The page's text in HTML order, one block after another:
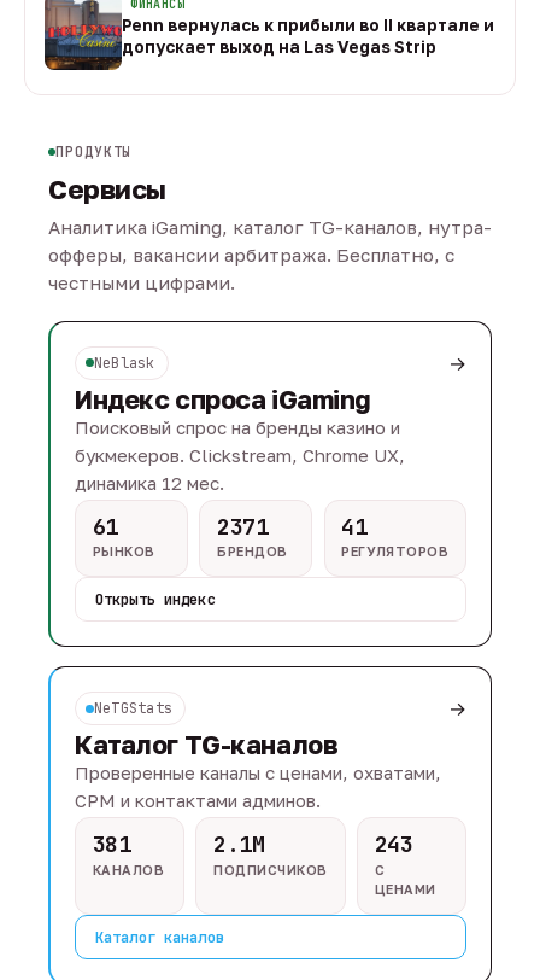
ФИНАНСЫ
Penn вернулась к прибыли во II квартале и
допускает выход на Las Vegas Strip
ПРОДУКТЫ
Сервисы
Аналитика iGaming, каталог TG-каналов, нутра-
офферы, вакансии арбитража. Бесплатно, с
честными цифрами.
NeBlask →
Индекс спроса iGaming
Поисковый спрос на бренды казино и
букмекеров. Clickstream, Chrome UX,
динамика 12 мес.
61
РЫНКОВ
2371
БРЕНДОВ
41
РЕГУЛЯТОРОВ
Открыть индекс
NeTGStats →
Каталог TG-каналов
Проверенные каналы с ценами, охватами,
CPM и контактами админов.
381
КАНАЛОВ
2.1M
ПОДПИСЧИКОВ
243
С
ЦЕНАМИ
Каталог каналов